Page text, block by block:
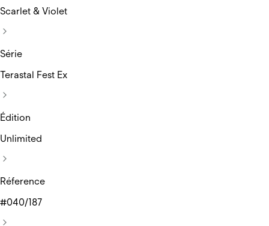
Scarlet & Violet
Série
Terastal Fest Ex
Édition
Unlimited
Réference
#040/187